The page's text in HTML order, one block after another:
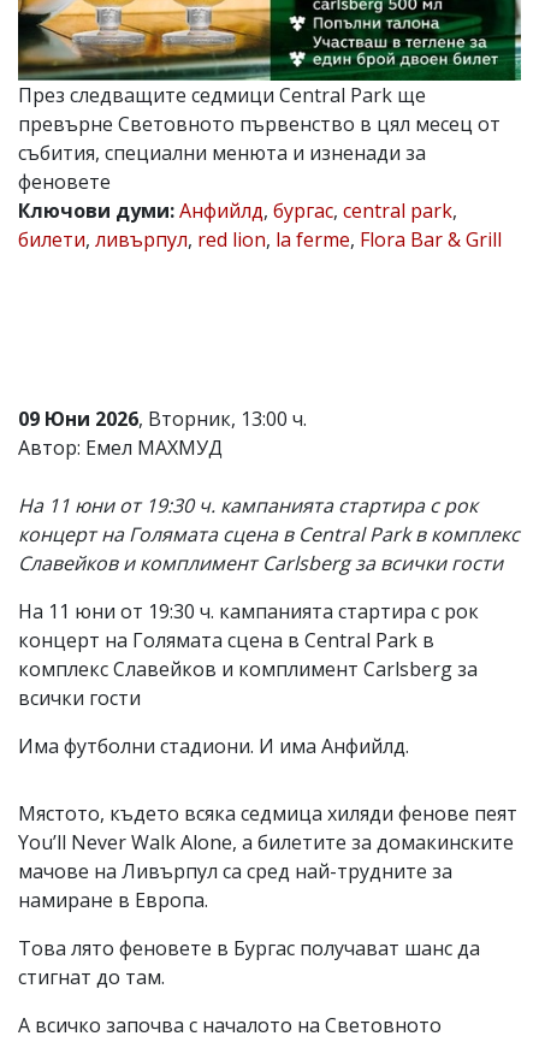
Коментарите
под
статиите
се
въвеждат
от
читателите
и
редакцията
не
носи
вас
коментар,
моля
ни!
През следващите седмици Central Park ще
превърне Световното първенство в цял месец от
събития, специални менюта и изненади за
феновете
Ключови думи:Анфийлд, бургас, central park,
билети, ливърпул, red lion, la ferme, Flora Bar & Grill
09 Юни 2026, Вторник, 13:00 ч.
Автор: Емел МАХМУД
На 11 юни от 19:30 ч. кампанията стартира с рок
концерт на Голямата сцена в Central Park в комплекс
Славейков и комплимент Carlsberg за всички гости
На 11 юни от 19:30 ч. кампанията стартира с рок
концерт на Голямата сцена в Central Park в
комплекс Славейков и комплимент Carlsberg за
всички гости
Има футболни стадиони. И има Анфийлд.
Мястото, където всяка седмица хиляди фенове пеят
You’ll Never Walk Alone, а билетите за домакинските
мачове на Ливърпул са сред най-трудните за
намиране в Европа.
Това лято феновете в Бургас получават шанс да
стигнат до там.
А всичко започва с началото на Световното